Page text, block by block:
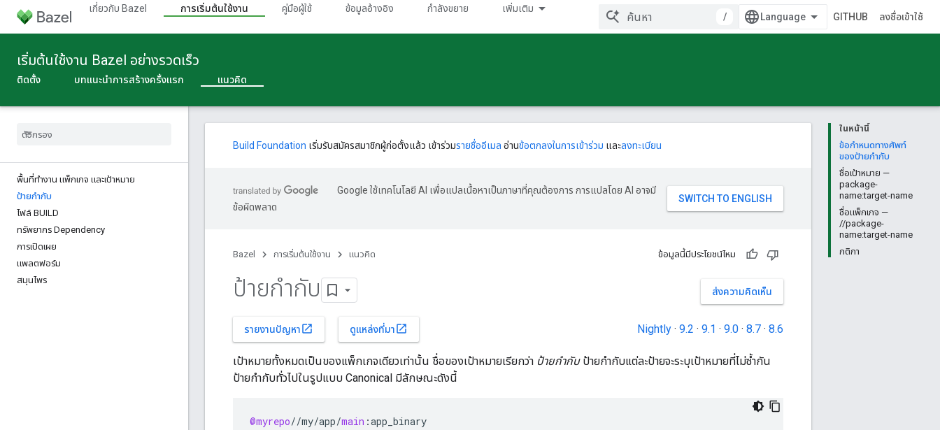
เกี่ยวกับ Bazel การเริ่มต้นใช้งาน คู่มือผู้ใช้ ข้อมูลอ้างอิง กําลังขยาย เพิ่มเติม
/ GITHUB ลงชื่อเข้าใช้
เริ่มต้นใช้งาน Bazel อย่างรวดเร็ว
ติดตั้ง บทแนะนําการสร้างครั้งแรก แนวคิด
พื้นที่ทํางาน แพ็กเกจ และเป้าหมาย
ป้ายกำกับ
ไฟล์ BUILD
ทรัพยากร Dependency
การเปิดเผย
แพลตฟอร์ม
สมุนไพร
ในหน้านี้
ข้อกำหนดทางศัพท์
ของป้ายกำกับ
ชื่อเป้าหมาย —
package-
name:target-name
ชื่อแพ็กเกจ —
//package-
name:target-name
กติกา
Build Foundation เริ่มรับสมัครสมาชิกผู้ก่อตั้งแล้ว เข้าร่วมรายชื่ออีเมล อ่านข้อตกลงในการเข้าร่วม และลงทะเบียน
Google ใช้เทคโนโลยี AI เพื่อแปลเนื้อหาเป็นภาษาที่คุณต้องการ การแปลโดย AI อาจมี
ข้อผิดพลาด
Bazel การเริ่มต้นใช้งาน แนวคิด ข้อมูลนี้มีประโยชน์ไหม
ส่งความคิดเห็น
ป้ายกำกับ
รายงานปัญหา open_in_new ดูแหล่งที่มา open_in_new Nightly · 9.2 · 9.1 · 9.0 · 8.7 · 8.6
เป้าหมายทั้งหมดเป็นของแพ็กเกจเดียวเท่านั้น ชื่อของเป้าหมายเรียกว่า ป้ายกำกับป้ายกำกับแต่ละป้ายจะระบุเป้าหมายที่ไม่ซ้ำกัน
ป้ายกำกับทั่วไปในรูปแบบ Canonical มีลักษณะดังนี้
@myrepo//my/app/main :app_binary